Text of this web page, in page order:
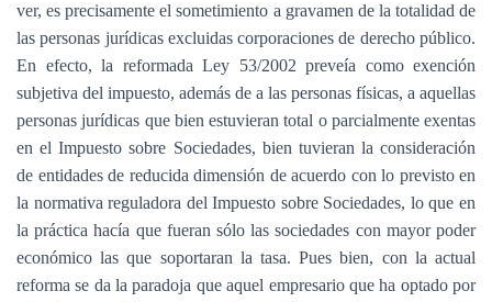
ver, es precisamente el sometimiento a gravamen de la totalidad de
las personas jurídicas excluidas corporaciones de derecho público.
En efecto, la reformada Ley 53/2002 preveía como exención
subjetiva del impuesto, además de a las personas físicas, a aquellas
personas jurídicas que bien estuvieran total o parcialmente exentas
en el Impuesto sobre Sociedades, bien tuvieran la consideración
de entidades de reducida dimensión de acuerdo con lo previsto en
la normativa reguladora del Impuesto sobre Sociedades, lo que en
la práctica hacía que fueran sólo las sociedades con mayor poder
económico las que soportaran la tasa. Pues bien, con la actual
reforma se da la paradoja que aquel empresario que ha optado por